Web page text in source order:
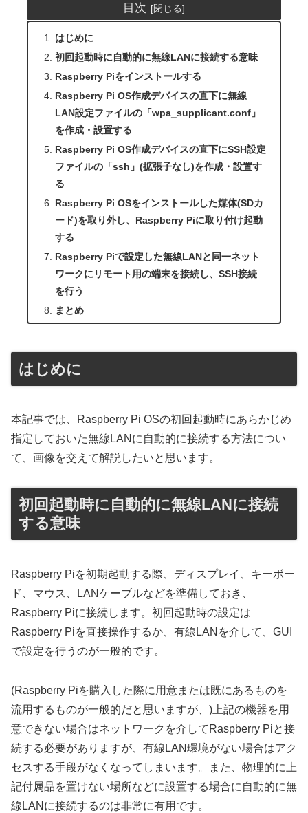
目次
はじめに
初回起動時に自動的に無線LANに接続する意味
Raspberry Piをインストールする
Raspberry Pi OS作成デバイスの直下に無線
LAN設定ファイルの「wpa_supplicant.conf」
を作成・設置する
Raspberry Pi OS作成デバイスの直下にSSH設定
ファイルの「ssh」(拡張子なし)を作成・設置す
る
Raspberry Pi OSをインストールした媒体(SDカ
ード)を取り外し、Raspberry Piに取り付け起動
する
Raspberry Piで設定した無線LANと同一ネット
ワークにリモート用の端末を接続し、SSH接続
を行う
まとめ
はじめに
本記事では、Raspberry Pi OSの初回起動時にあらかじめ
指定しておいた無線LANに自動的に接続する方法につい
て、画像を交えて解説したいと思います。
初回起動時に自動的に無線LANに接続
する意味
Raspberry Piを初期起動する際、ディスプレイ、キーボー
ド、マウス、LANケーブルなどを準備しておき、
Raspberry Piに接続します。初回起動時の設定は
Raspberry Piを直接操作するか、有線LANを介して、GUI
で設定を行うのが一般的です。
(Raspberry Piを購入した際に用意または既にあるものを
流用するものが一般的だと思いますが、)上記の機器を用
意できない場合はネットワークを介してRaspberry Piと接
続する必要がありますが、有線LAN環境がない場合はアク
セスする手段がなくなってしまいます。また、物理的に上
記付属品を置けない場所などに設置する場合に自動的に無
線LANに接続するのは非常に有用です。